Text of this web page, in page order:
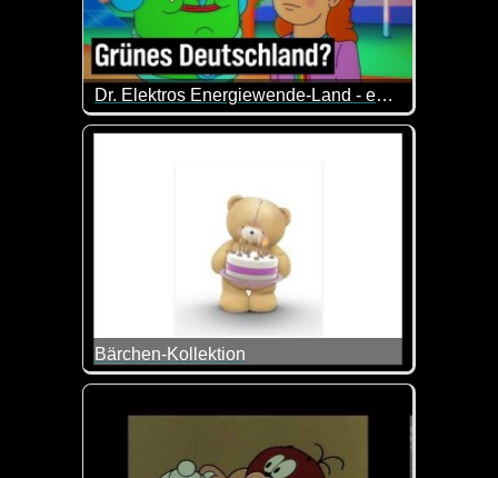
Dr. Elektros Energiewende-Land - extra 3
Die bittersüße Reise von Sandy und Dr. Elektro
Bärchen-Kollektion
Tolle Zusammenstellung von Bärchen-Szenen.